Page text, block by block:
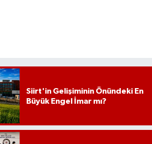
Siirt'in Gelişiminin Önündeki En
Büyük Engel İmar mı?